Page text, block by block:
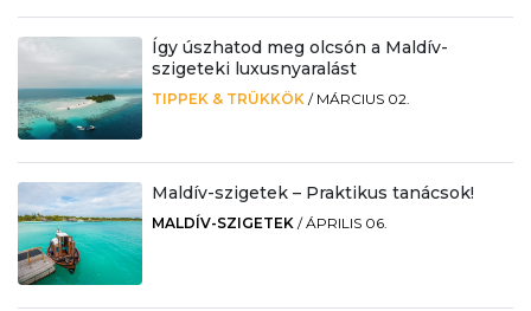
Így úszhatod meg olcsón a Maldív-
szigeteki luxusnyaralást
TIPPEK & TRÜKKÖK / MÁRCIUS 02.
Maldív-szigetek – Praktikus tanácsok!
MALDÍV-SZIGETEK /ÁPRILIS 06.